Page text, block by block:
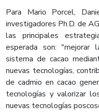
Para Mario Porcel,
investigadores Ph.D. de
las principales
esperada son: "mejorar
sistema de cacao
nuevas tecnologías,
de cadmio en cacao
tecnologías y valorizar
nuevas tecnologías